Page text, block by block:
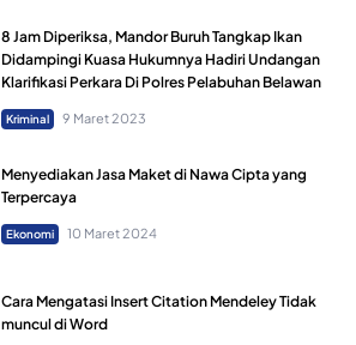
8 Jam Diperiksa, Mandor Buruh Tangkap Ikan
Didampingi Kuasa Hukumnya Hadiri Undangan
Klarifikasi Perkara Di Polres Pelabuhan Belawan
Kriminal 9 Maret 2023
Menyediakan Jasa Maket di Nawa Cipta yang
Terpercaya
Ekonomi 10 Maret 2024
Cara Mengatasi Insert Citation Mendeley Tidak
muncul di Word